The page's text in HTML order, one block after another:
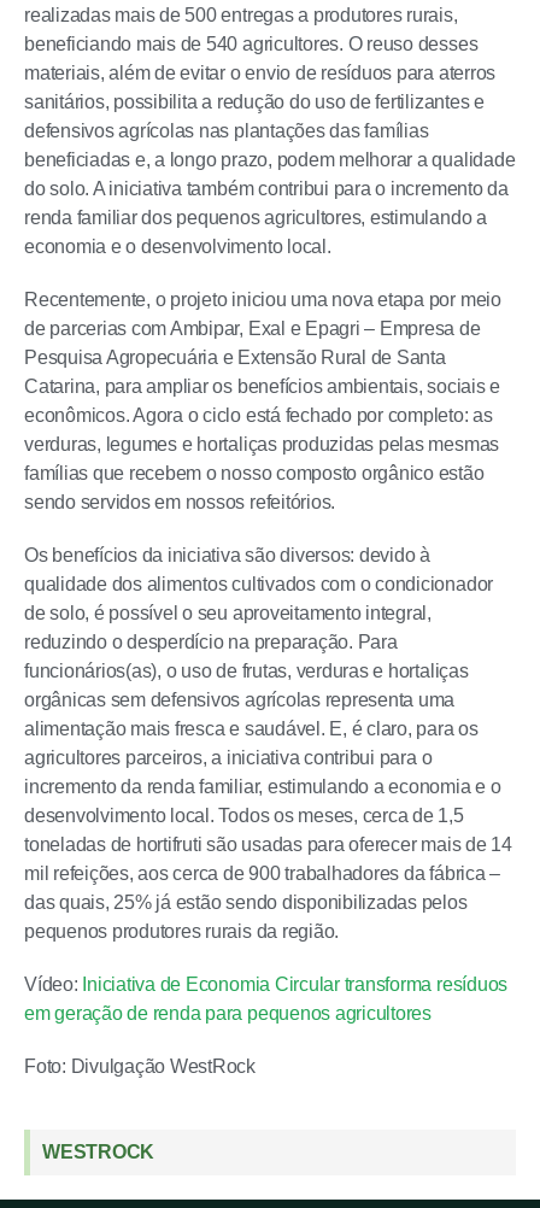
realizadas mais de 500 entregas a produtores rurais,
beneficiando mais de 540 agricultores. O reuso desses
materiais, além de evitar o envio de resíduos para aterros
sanitários, possibilita a redução do uso de fertilizantes e
defensivos agrícolas nas plantações das famílias
beneficiadas e, a longo prazo, podem melhorar a qualidade
do solo. A iniciativa também contribui para o incremento da
renda familiar dos pequenos agricultores, estimulando a
economia e o desenvolvimento local.
Recentemente, o projeto iniciou uma nova etapa por meio
de parcerias com Ambipar, Exal e Epagri – Empresa de
Pesquisa Agropecuária e Extensão Rural de Santa
Catarina, para ampliar os benefícios ambientais, sociais e
econômicos. Agora o ciclo está fechado por completo: as
verduras, legumes e hortaliças produzidas pelas mesmas
famílias que recebem o nosso composto orgânico estão
sendo servidos em nossos refeitórios.
Os benefícios da iniciativa são diversos: devido à
qualidade dos alimentos cultivados com o condicionador
de solo, é possível o seu aproveitamento integral,
reduzindo o desperdício na preparação. Para
funcionários(as), o uso de frutas, verduras e hortaliças
orgânicas sem defensivos agrícolas representa uma
alimentação mais fresca e saudável. E, é claro, para os
agricultores parceiros, a iniciativa contribui para o
incremento da renda familiar, estimulando a economia e o
desenvolvimento local. Todos os meses, cerca de 1,5
toneladas de hortifruti são usadas para oferecer mais de 14
mil refeições, aos cerca de 900 trabalhadores da fábrica –
das quais, 25% já estão sendo disponibilizadas pelos
pequenos produtores rurais da região.
Vídeo: Iniciativa de Economia Circular transforma resíduos
em geração de renda para pequenos agricultores
Foto: Divulgação WestRock
WESTROCK